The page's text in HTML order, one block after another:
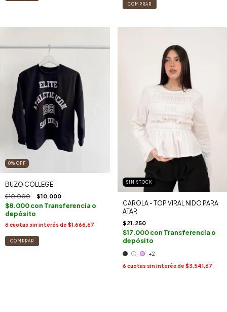
COMPRAR
0% OFF
BUZO COLLEGE
$10.000 $10.000
$8.000con Transferencia o
depósito
6 cuotas sin interés de $1.666,67
SIN STOCK
CAROLA - TOP VIRAL NIDO PARA
ATAR
$21.250
$17.000con Transferencia o
depósito
+2
6 cuotas sin interés de $3.541,67